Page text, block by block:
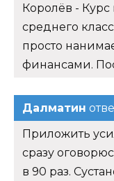
Королёв - Курс
среднего
просто
финансами.
Далматин
Приложить
сразу
в 90 раз.